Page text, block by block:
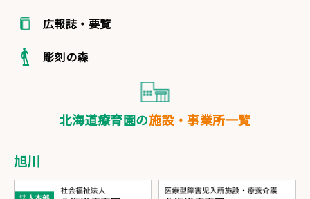
広報誌・要覧
彫刻の森
北海道療育園の施設・事業所一覧
旭川